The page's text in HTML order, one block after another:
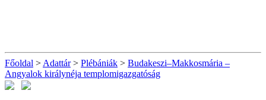
Főoldal > Adattár> Plébániák > Budakeszi–Makkosmária –
Angyalok királynéja templomigazgatóság